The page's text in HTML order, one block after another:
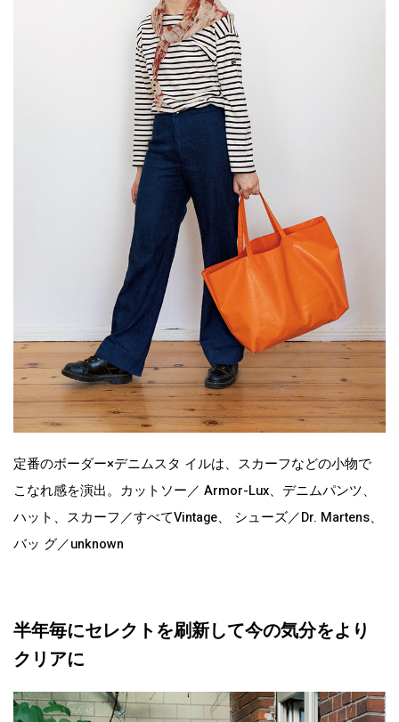
定番のボーダー×デニムスタ イルは、スカーフなどの小物で
こなれ感を演出。カットソー／ Armor-Lux、デニムパンツ、
ハット、スカーフ／すべてVintage、 シューズ／Dr. Martens、
バッ グ／unknown
半年毎にセレクトを刷新して今の気分をより
クリアに